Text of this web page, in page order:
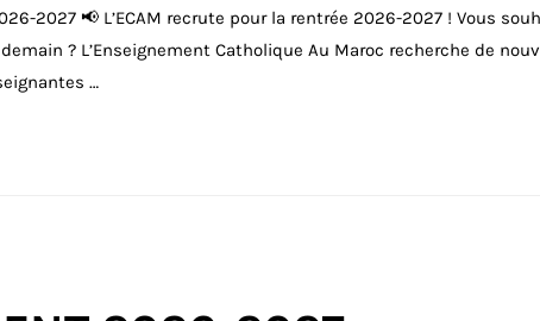
2027 📢 L’ECAM recrute pour la rentrée 2026-2027 ! Vous
? L’Enseignement Catholique Au Maroc recherche de
…